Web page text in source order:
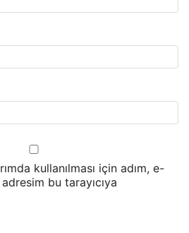
kullanılması için adım, e-
bu tarayıcıya